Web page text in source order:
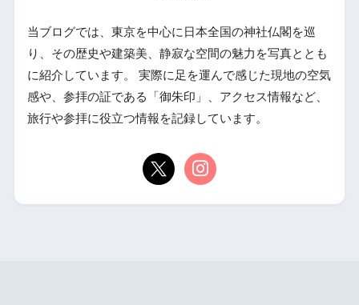
当ブログでは、東京を中心に日本全国の神社仏閣を巡
り、その歴史や建築美、静寂な空間の魅力を写真ととも
に紹介しています。 実際に足を運んで感じた現地の空気
感や、参拝の証である「御朱印」、アクセス情報など、
旅行や参拝に役立つ情報を記録しています。